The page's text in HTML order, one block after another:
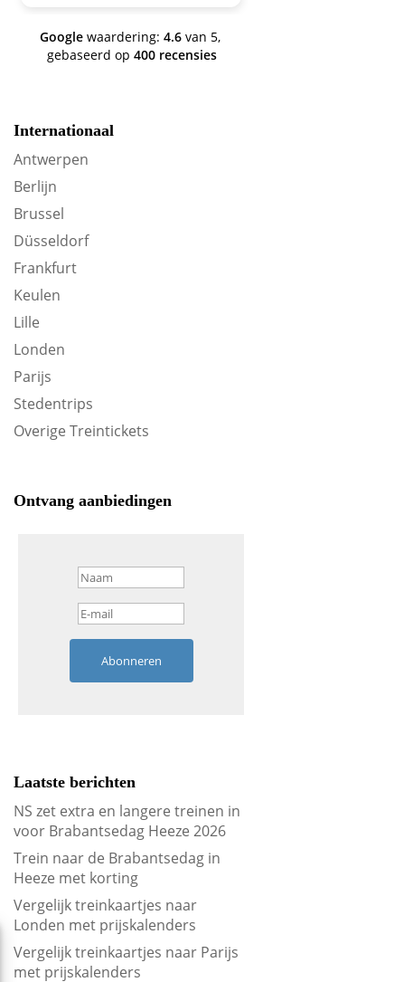
site om je te oriënteren op
trein-voordeel!
Google waardering: 4.6 van 5,
gebaseerd op400 recensies
Internationaal
Antwerpen
Berlijn
Brussel
Düsseldorf
Frankfurt
Keulen
Lille
Londen
Parijs
Stedentrips
Overige Treintickets
Ontvang aanbiedingen
Abonneren
Laatste berichten
NS zet extra en langere treinen in
voor Brabantsedag Heeze 2026
Trein naar de Brabantsedag in
Heeze met korting
Vergelijk treinkaartjes naar
Londen met prijskalenders
Vergelijk treinkaartjes naar Parijs
met prijskalenders